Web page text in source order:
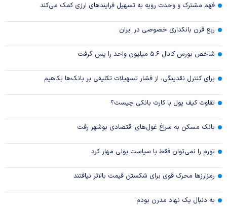
فهم مشترک و وحدت رویه به تسهیل فرایند‌های ارزی کمک می‌کند
ربع قرن بانکداری خصوصی در ایران
شاخص بورس کانال ۵.۶ میلیون واحد را پس گرفت
برای کنترل نقدینگی، از فشار تسهیلات تکلیفی بر بانک‌ها بکاهیم
تفاوت کیف پول با کارت بانکی چیست؟
بانک مسکن به سراغ غول‌های اقتصادی بوشهر رفت
تورم را نمی‌توان فقط با سیاست پولی مهار کرد
رمزارزها محرک قوی برای شکستن قیمت بالاتر نیافتند
به دنبال یک نهاد مدرن بودم